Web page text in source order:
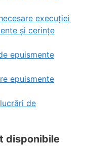
execuției
și cerințe
epuismente
epuismente
de
disponibile